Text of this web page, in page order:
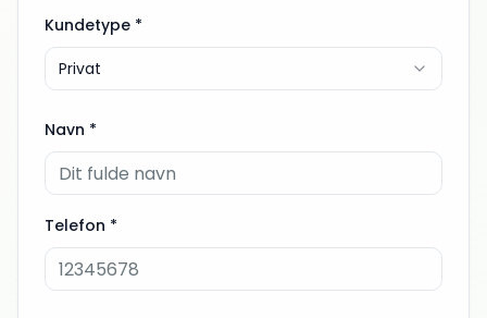
Kundetype *
Privat
Navn *
Telefon *